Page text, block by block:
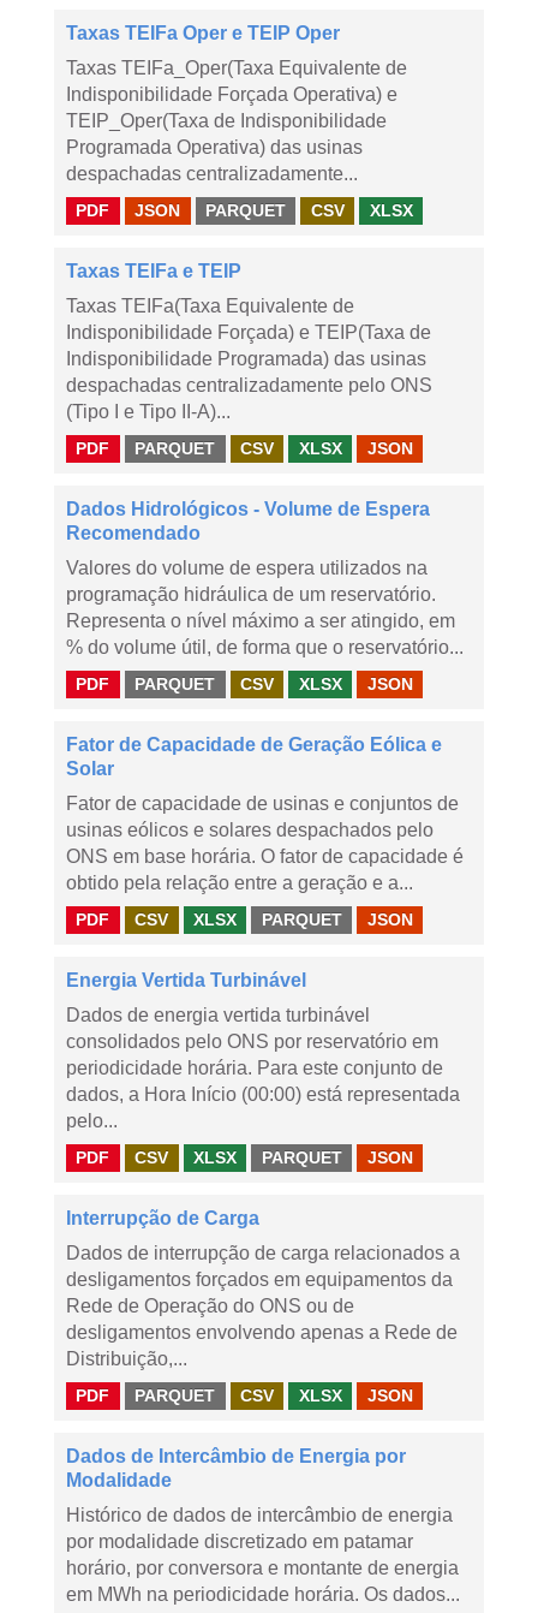
Taxas TEIFa Oper e TEIP Oper
Taxas TEIFa_Oper(Taxa Equivalente de
Indisponibilidade Forçada Operativa) e
TEIP_Oper(Taxa de Indisponibilidade
Programada Operativa) das usinas
despachadas centralizadamente...
PDF JSON PARQUET CSV XLSX
Taxas TEIFa e TEIP
Taxas TEIFa(Taxa Equivalente de
Indisponibilidade Forçada) e TEIP(Taxa de
Indisponibilidade Programada) das usinas
despachadas centralizadamente pelo ONS
(Tipo I e Tipo II-A)...
PDF PARQUET CSV XLSX JSON
Dados Hidrológicos - Volume de Espera
Recomendado
Valores do volume de espera utilizados na
programação hidráulica de um reservatório.
Representa o nível máximo a ser atingido, em
% do volume útil, de forma que o reservatório...
PDF PARQUET CSV XLSX JSON
Fator de Capacidade de Geração Eólica e
Solar
Fator de capacidade de usinas e conjuntos de
usinas eólicos e solares despachados pelo
ONS em base horária. O fator de capacidade é
obtido pela relação entre a geração e a...
PDF CSV XLSX PARQUET JSON
Energia Vertida Turbinável
Dados de energia vertida turbinável
consolidados pelo ONS por reservatório em
periodicidade horária. Para este conjunto de
dados, a Hora Início (00:00) está representada
pelo...
PDF CSV XLSX PARQUET JSON
Interrupção de Carga
Dados de interrupção de carga relacionados a
desligamentos forçados em equipamentos da
Rede de Operação do ONS ou de
desligamentos envolvendo apenas a Rede de
Distribuição,...
PDF PARQUET CSV XLSX JSON
Dados de Intercâmbio de Energia por
Modalidade
Histórico de dados de intercâmbio de energia
por modalidade discretizado em patamar
horário, por conversora e montante de energia
em MWh na periodicidade horária. Os dados...